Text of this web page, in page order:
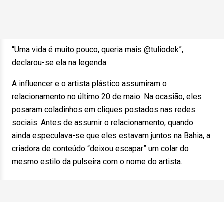
“Uma vida é muito pouco, queria mais @tuliodek”,
declarou-se ela na legenda.
A influencer e o artista plástico assumiram o
relacionamento no último 20 de maio. Na ocasião, eles
posaram coladinhos em cliques postados nas redes
sociais. Antes de assumir o relacionamento, quando
ainda especulava-se que eles estavam juntos na Bahia, a
criadora de conteúdo “deixou escapar” um colar do
mesmo estilo da pulseira com o nome do artista.